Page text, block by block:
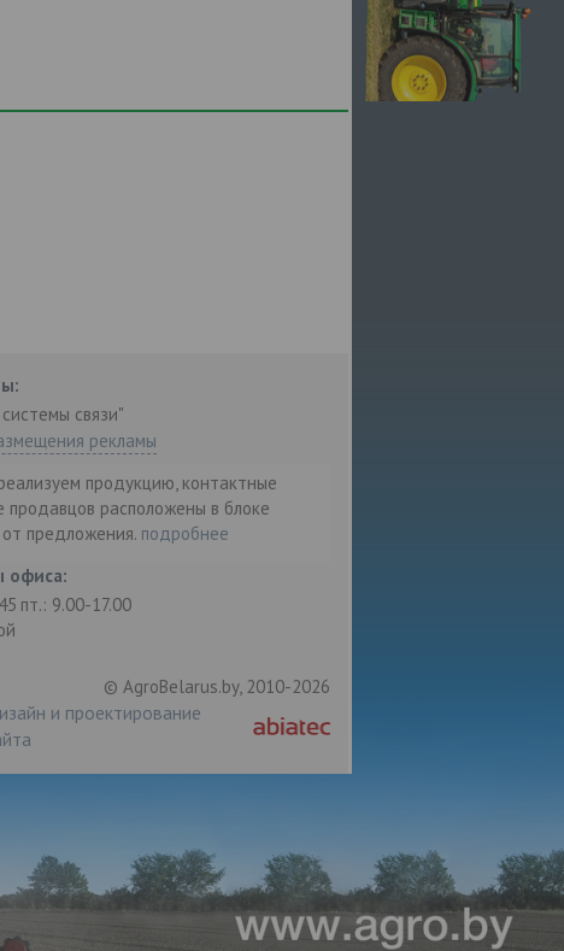
связи"
рекламы
продукцию, контактные
продавцов расположены в блоке
от предложения. подробнее
офиса:
пт.: 9.00-17.00
© AgroBelarus.by, 2010-2026
и проектирование